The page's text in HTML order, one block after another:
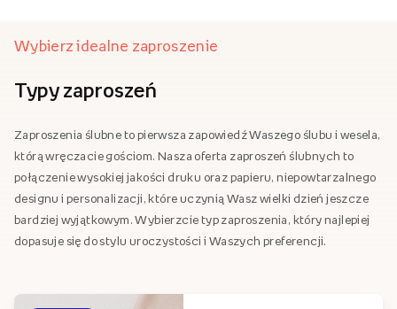
Wybierz idealne zaproszenie
Typy zaproszeń
Zaproszenia ślubne to pierwsza zapowiedź Waszego ślubu i wesela,
którą wręczacie gościom. Nasza oferta zaproszeń ślubnych to
połączenie wysokiej jakości druku oraz papieru, niepowtarzalnego
designu i personalizacji, które uczynią Wasz wielki dzień jeszcze
bardziej wyjątkowym. Wybierzcie typ zaproszenia, który najlepiej
dopasuje się do stylu uroczystości i Waszych preferencji.